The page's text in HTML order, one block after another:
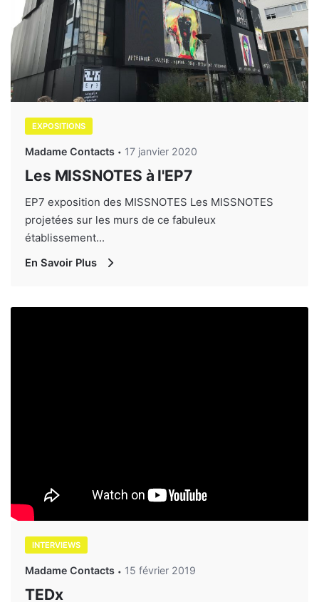
EXPOSITIONS
Madame Contacts 17 janvier 2020
Les MISSNOTES à l'EP7
EP7 exposition des MISSNOTES Les MISSNOTES
projetées sur les murs de ce fabuleux
établissement...
En Savoir Plus
INTERVIEWS
Madame Contacts 15 février 2019
TEDx